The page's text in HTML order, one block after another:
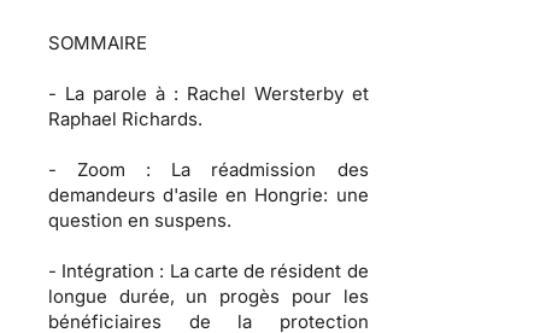
SOMMAIRE
- La parole à : Rachel Wersterby et
Raphael Richards.
-Zoom : La réadmission des
demandeurs d'asile en Hongrie: une
question en suspens.
- Intégration : La carte de résident de
longue durée, un progès pour les
bénéficiaires de la protection